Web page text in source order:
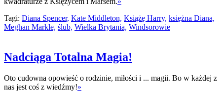
Tagi: Diana Spencer, Kate Middleton, Książę Harry, księżna Diana,
Meghan Markle, ślub, Wielka Brytania, Windsorowie
Nadciąga Totalna Magia!
Oto cudowna opowieść o rodzinie, miłości i ... magii. Bo w każdej z
nas jest coś z wiedźmy!»